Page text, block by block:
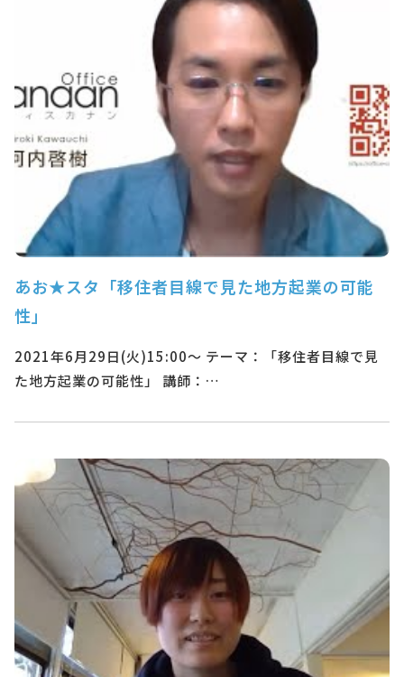
あお★スタ「移住者目線で見た地方起業の可能
性」
2021年6月29日(火)15:00～ テーマ：「移住者目線で見
た地方起業の可能性」 講師：…